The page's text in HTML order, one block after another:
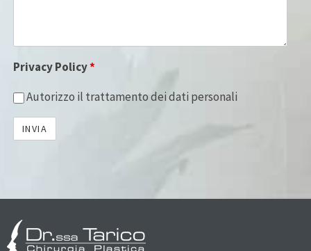
Privacy Policy*
Autorizzo il trattamento dei dati personali